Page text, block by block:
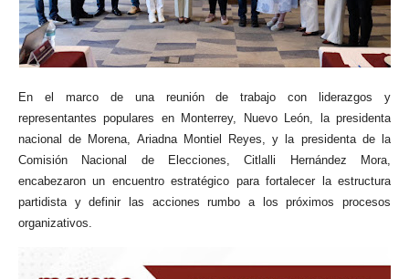
En el marco de una reunión de trabajo con liderazgos y
representantes populares en Monterrey, Nuevo León, la presidenta
nacional de Morena, Ariadna Montiel Reyes, y la presidenta de la
Comisión Nacional de Elecciones, Citlalli Hernández Mora,
encabezaron un encuentro estratégico para fortalecer la estructura
partidista y definir las acciones rumbo a los próximos procesos
organizativos.